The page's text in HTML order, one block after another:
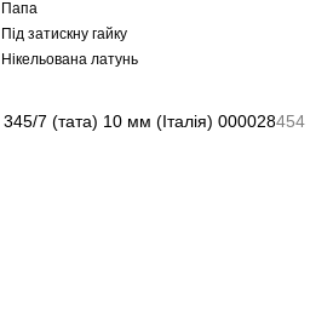
Папа
Під затискну гайку
Нікельована латунь